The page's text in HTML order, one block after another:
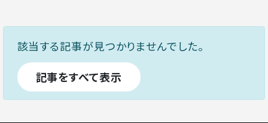
該当する記事が見つかりませんでした。
記事をすべて表示